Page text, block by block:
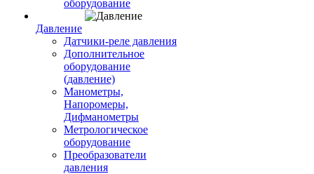
оборудование
Давление
Датчики-реле давления
Дополнительное
оборудование
(давление)
Манометры,
Напоромеры,
Дифманометры
Метрологическое
оборудование
Преобразователи
давления